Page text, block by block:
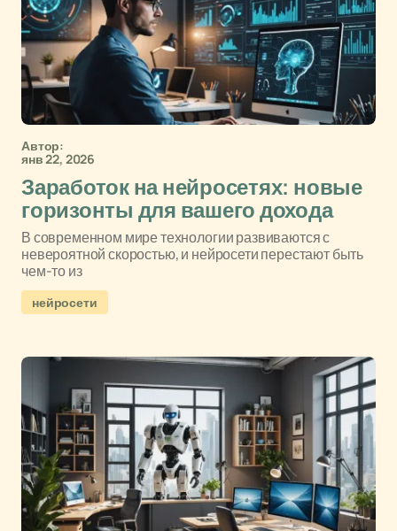
Автор:
янв 22, 2026
Заработок на нейросетях: новые
горизонты для вашего дохода
В современном мире технологии развиваются с
невероятной скоростью, и нейросети перестают быть
чем-то из
нейросети